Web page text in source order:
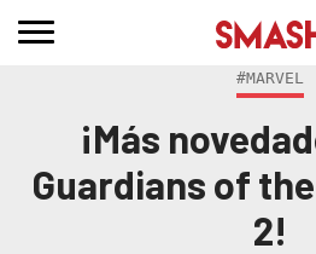
#MARVEL
¡Más
Guardians of
2!